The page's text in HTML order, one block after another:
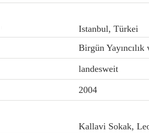
Istanbul, Türkei
Birgün
landesweit
2004
Kallavi Sokak,